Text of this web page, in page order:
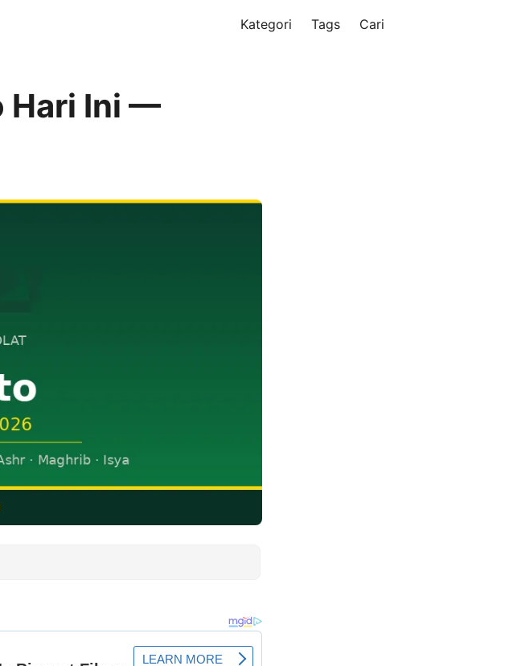
Kategori Tags Cari
Hari Ini —